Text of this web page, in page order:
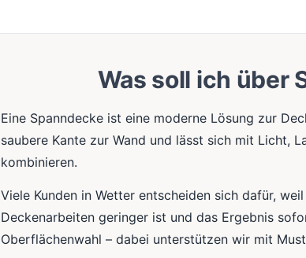
Was soll ich über
Eine Spanndecke ist eine moderne Lösung zur
saubere Kante zur Wand und lässt sich mit Licht,
kombinieren.
Viele Kunden in Wetter entscheiden sich dafür,
Deckenarbeiten geringer ist und das Ergebnis
Oberflächenwahl – dabei unterstützen wir mit